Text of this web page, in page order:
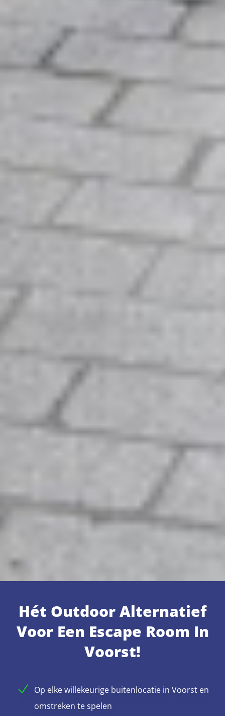
Hét Outdoor Alternatief
Voor Een Escape Room In
Voorst!
Op elke willekeurige buitenlocatie in Voorst en
omstreken te spelen